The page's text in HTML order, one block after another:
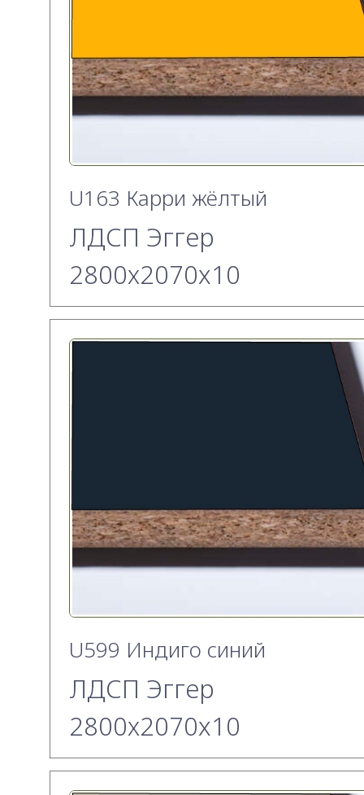
U163 Карри жёлтый
ЛДСП Эггер
2800х2070x10
U599 Индиго синий
ЛДСП Эггер
2800х2070x10